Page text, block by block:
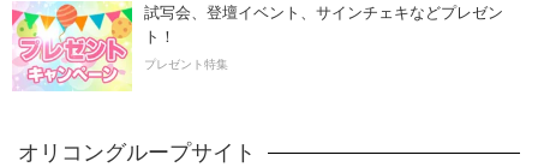
試写会、登壇イベント、サインチェキなどプレゼン
ト！
プレゼント特集
オリコングループサイト